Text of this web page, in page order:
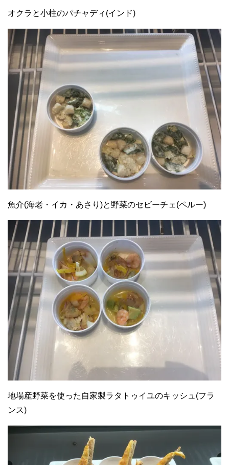
オクラと小柱のパチャディ(インド)
魚介(海老・イカ・あさり)と野菜のセビーチェ(ペルー)
地場産野菜を使った自家製ラタトゥイユのキッシュ(フラ
ンス)